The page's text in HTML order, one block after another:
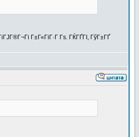
Г±Г«ГіГ·Г Гѕ. ГЌГҐГІ, ГўГ±ГҐ